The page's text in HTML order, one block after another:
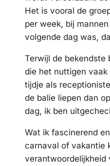
Het is vooral de
per week, bij
volgende dag was,
Terwijl de bekendste
die het nuttigen vaak
tijdje als
de balie liepen dan
dag, ik ben
Wat ik fascinerend
carnaval of vakantie
verantwoordelijkheid